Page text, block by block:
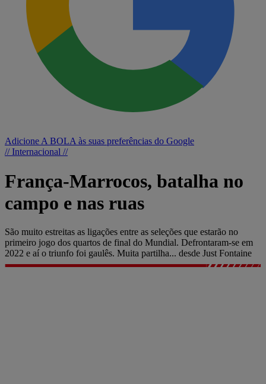
Adicione A BOLA às suas preferências do Google
// Internacional //
França-Marrocos, batalha no
campo e nas ruas
São muito estreitas as ligações entre as seleções que estarão no
primeiro jogo dos quartos de final do Mundial. Defrontaram-se em
2022 e aí o triunfo foi gaulês. Muita partilha... desde Just Fontaine